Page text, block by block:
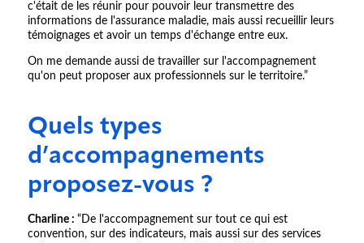
c'était de les réunir pour pouvoir leur transmettre des
informations de l'assurance maladie, mais aussi recueillir leurs
témoignages et avoir un temps d'échange entre eux.
On me demande aussi de travailler sur l'accompagnement
qu'on peut proposer aux professionnels sur le territoire.”
Quels types
d’accompagnements
proposez-vous ?
Charline : “De l'accompagnement sur tout ce qui est
convention, sur des indicateurs, mais aussi sur des services